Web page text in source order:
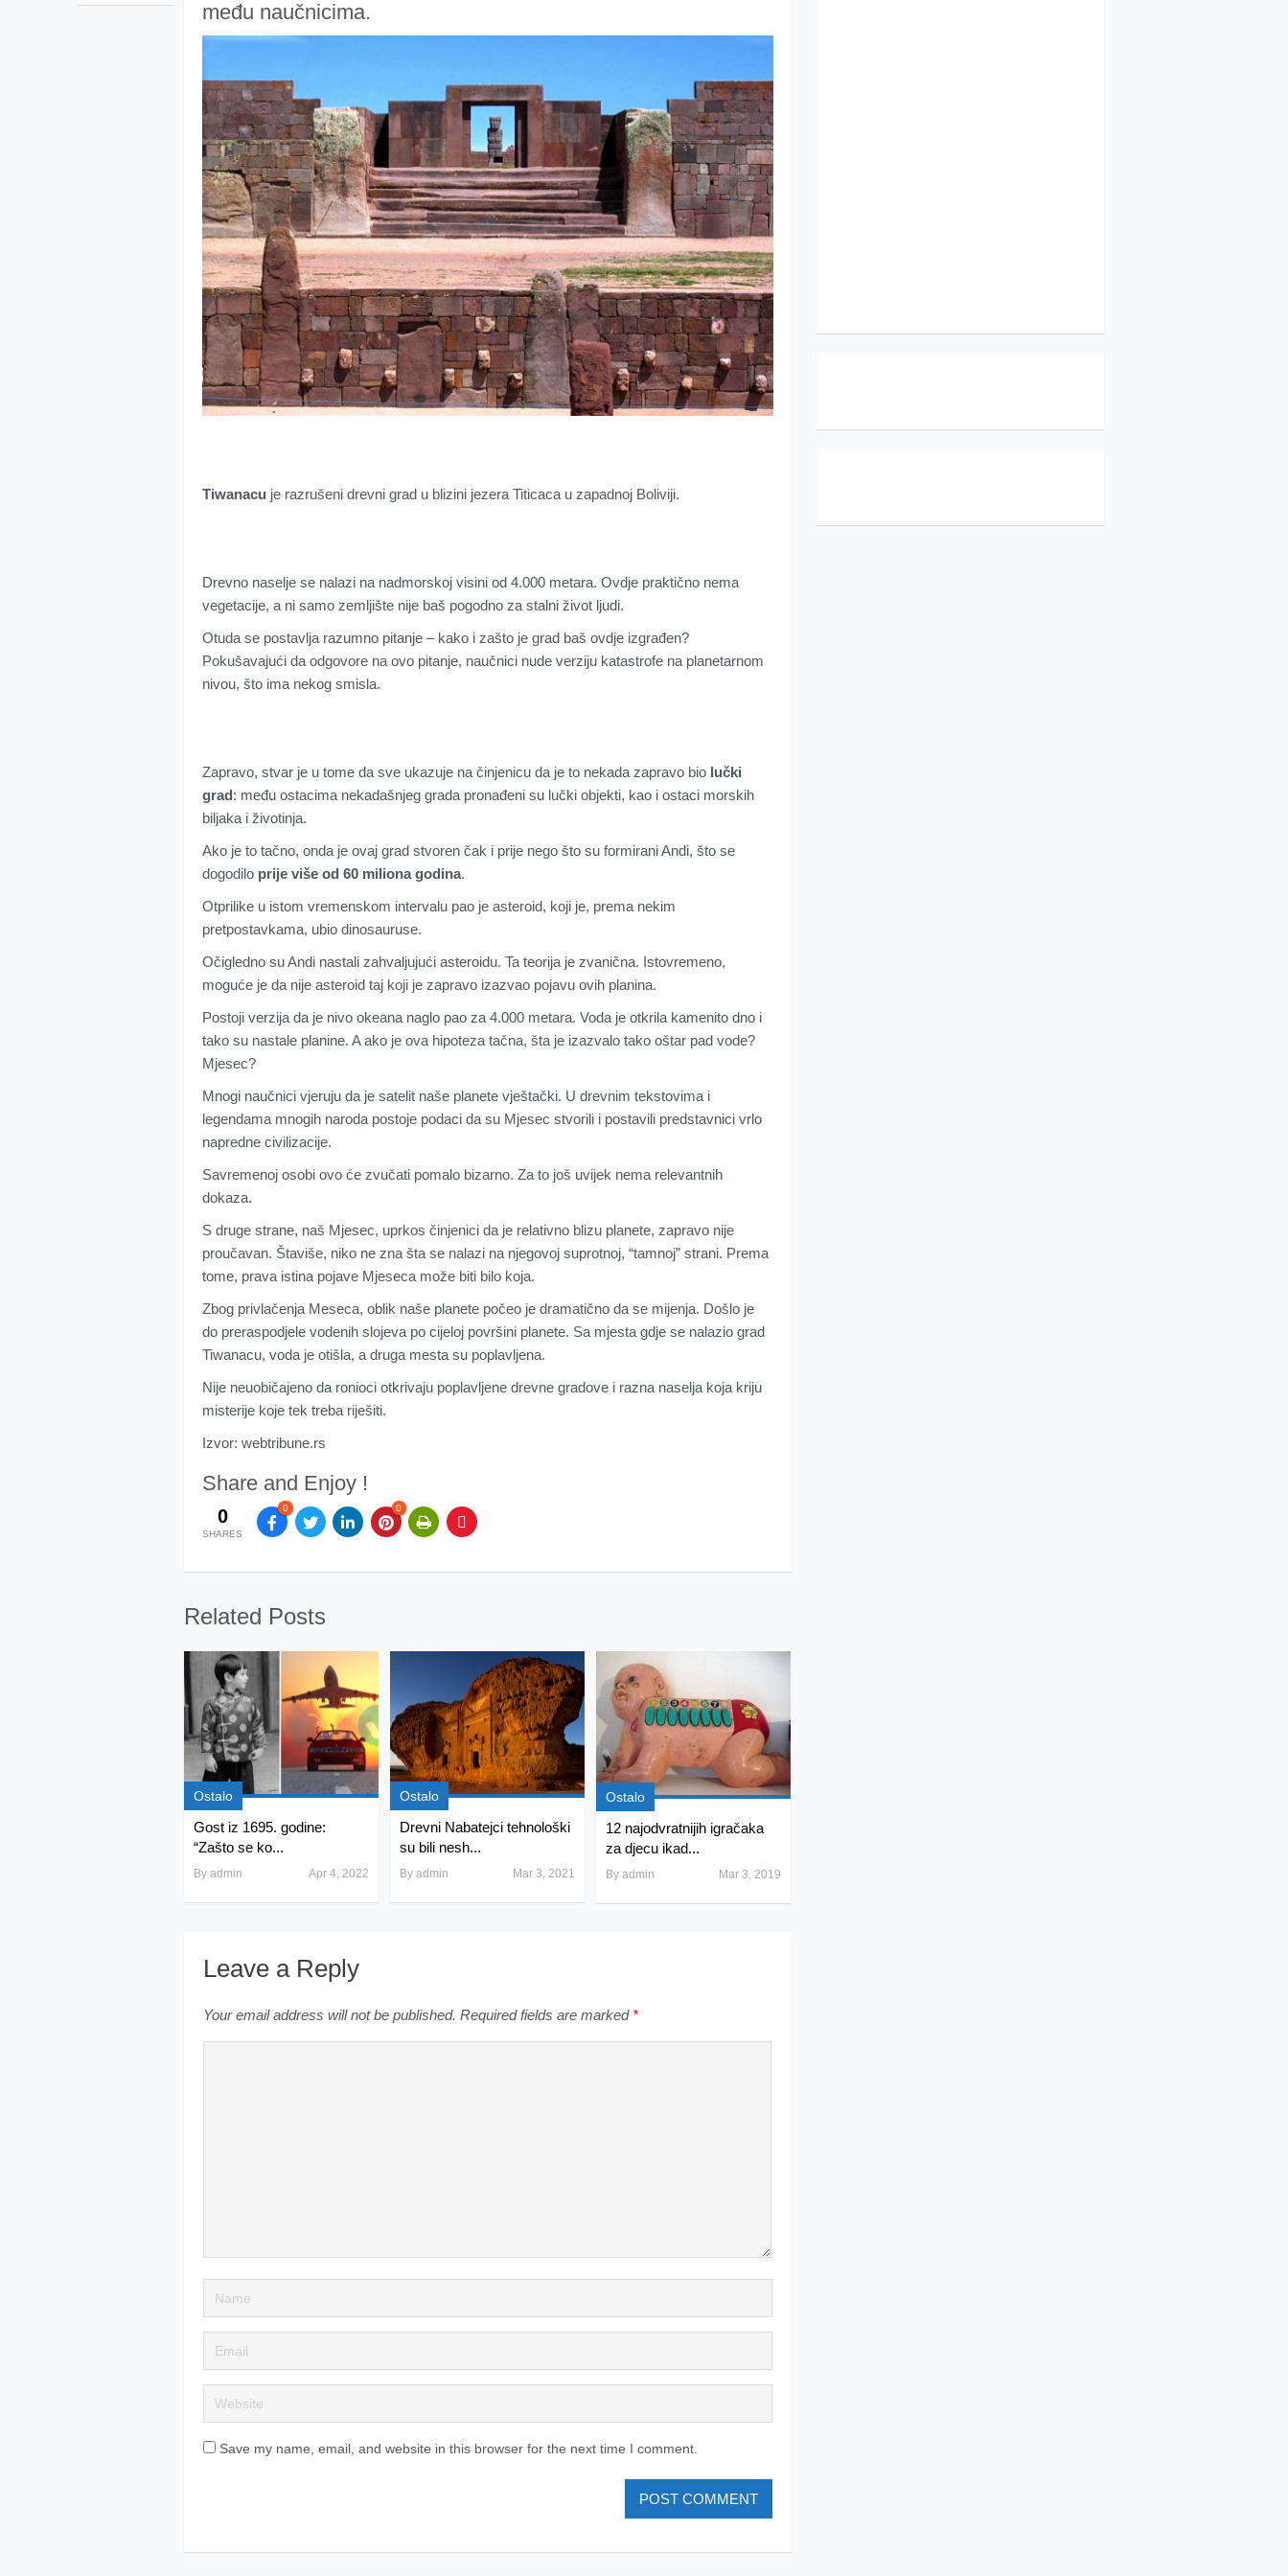
među naučnicima.
Tiwanacu je razrušeni drevni grad u blizini jezera Titicaca u zapadnoj Boliviji.
Drevno naselje se nalazi na nadmorskoj visini od 4.000 metara. Ovdje praktično nema
vegetacije, a ni samo zemljište nije baš pogodno za stalni život ljudi.
Otuda se postavlja razumno pitanje – kako i zašto je grad baš ovdje izgrađen?
Pokušavajući da odgovore na ovo pitanje, naučnici nude verziju katastrofe na planetarnom
nivou, što ima nekog smisla.
Zapravo, stvar je u tome da sve ukazuje na činjenicu da je to nekada zapravo bio lučki
grad: među ostacima nekadašnjeg grada pronađeni su lučki objekti, kao i ostaci morskih
biljaka i životinja.
Ako je to tačno, onda je ovaj grad stvoren čak i prije nego što su formirani Andi, što se
dogodilo prije više od 60 miliona godina.
Otprilike u istom vremenskom intervalu pao je asteroid, koji je, prema nekim
pretpostavkama, ubio dinosauruse.
Očigledno su Andi nastali zahvaljujući asteroidu. Ta teorija je zvanična. Istovremeno,
moguće je da nije asteroid taj koji je zapravo izazvao pojavu ovih planina.
Postoji verzija da je nivo okeana naglo pao za 4.000 metara. Voda je otkrila kamenito dno i
tako su nastale planine. A ako je ova hipoteza tačna, šta je izazvalo tako oštar pad vode?
Mjesec?
Mnogi naučnici vjeruju da je satelit naše planete vještački. U drevnim tekstovima i
legendama mnogih naroda postoje podaci da su Mjesec stvorili i postavili predstavnici vrlo
napredne civilizacije.
Savremenoj osobi ovo će zvučati pomalo bizarno. Za to još uvijek nema relevantnih
dokaza.
S druge strane, naš Mjesec, uprkos činjenici da je relativno blizu planete, zapravo nije
proučavan. Štaviše, niko ne zna šta se nalazi na njegovoj suprotnoj, “tamnoj” strani. Prema
tome, prava istina pojave Mjeseca može biti bilo koja.
Zbog privlačenja Meseca, oblik naše planete počeo je dramatično da se mijenja. Došlo je
do preraspodjele vodenih slojeva po cijeloj površini planete. Sa mjesta gdje se nalazio grad
Tiwanacu, voda je otišla, a druga mesta su poplavljena.
Nije neuobičajeno da ronioci otkrivaju poplavljene drevne gradove i razna naselja koja kriju
misterije koje tek treba riješiti.
Izvor: webtribune.rs
Share and Enjoy !
0
SHARES
0 0
Related Posts
Ostalo
Gost iz 1695. godine:
“Zašto se ko...
By admin Apr 4, 2022
Ostalo
Drevni Nabatejci tehnološki
su bili nesh...
By admin Mar 3, 2021
Ostalo
12 najodvratnijih igračaka
za djecu ikad...
By admin Mar 3, 2019
Leave a Reply
Your email address will not be published. Required fields are marked *
Save my name, email, and website in this browser for the next time I comment.